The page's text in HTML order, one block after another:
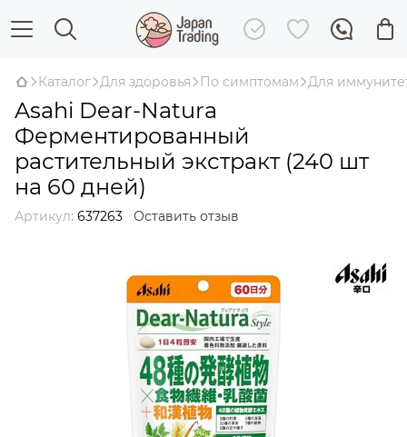
Каталог Для здоровья По симптомам Для
Asahi Dear-Natura
Ферментированный
растительный экстракт (240 шт
на 60 дней)
Артикул: 637263 Оставить отзыв